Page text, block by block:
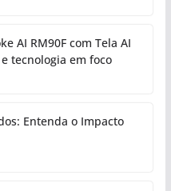
AI RM90F com Tela AI
tecnologia em foco
Entenda o Impacto